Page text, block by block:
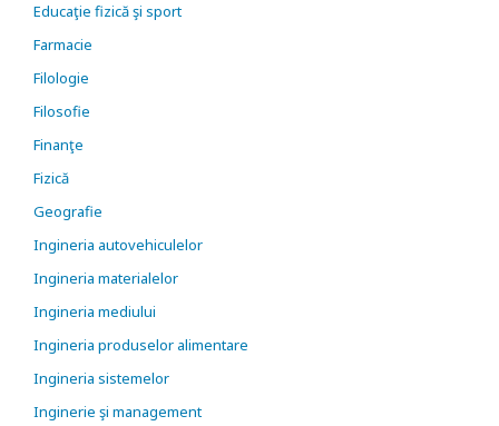
Educaţie fizică şi sport
Farmacie
Filologie
Filosofie
Finanţe
Fizică
Geografie
Ingineria autovehiculelor
Ingineria materialelor
Ingineria mediului
Ingineria produselor alimentare
Ingineria sistemelor
Inginerie şi management